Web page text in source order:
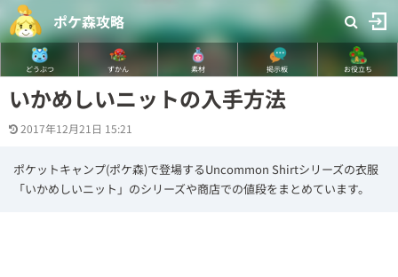
ポケ森攻略
どうぶつ ずかん 素材 掲示板 お役立ち
いかめしいニットの入手方法
2017年12月21日 15:21
ポケットキャンプ(ポケ森)で登場するUncommon Shirtシリーズの衣服
「いかめしいニット」のシリーズや商店での値段をまとめています。